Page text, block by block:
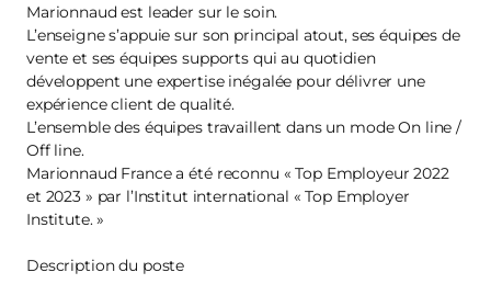
Marionnaud est leader sur le soin.
L’enseigne s’appuie sur son principal atout, ses équipes de
vente et ses équipes supports qui au quotidien
développent une expertise inégalée pour délivrer une
expérience client de qualité.
L’ensemble des équipes travaillent dans un mode On line /
Off line.
Marionnaud France a été reconnu « Top Employeur 2022
et 2023 » par l’Institut international « Top Employer
Institute. »
Description du poste